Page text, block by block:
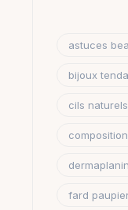
astuces
bijoux
cils naturels
fard